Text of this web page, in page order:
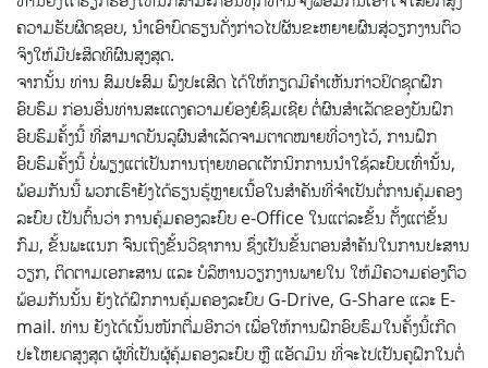
ຄວາມຮັບຜິດຊອບ, ນຳເອົາບົດຮຽນດັ່ງກ່າວໄປຜັນຂະຫຍາຍຜົນສູ່ວຽກງານຕົວ
ຈິງໃຫ້ມີປະສິດທິຜົນສູງສຸດ.
ຈາກນັ້ນ ທ່ານ ສົມປະສົມ ພົງປະເສີດ ໄດ້ໃຫ້ກຽດມີຄໍາເຫັນກ່າວປິດຊຸດຝຶກ
ອົບຮົມ ກ່ອນອື່ນທ່ານສະແດງຄວາມຍ້ອງຍໍຊົມເຊີຍ ຕໍ່ຜົນສໍາເລັດຂອງບັນຝຶກ
ອົບຮົມຄັ້ງນີ້ ທີ່ສາມາດບັນລູຜົນສໍາເລັດຈາມຕາດໝາຍທີ່ວາງໄວ້, ການຝຶກ
ອົບຮົມຄັ້ງນີ້ ບໍ່ພຽງແຕ່ເປັນການຖ່າຍທອດເຕັກນິກການນໍາໃຊ້ລະບົບເທົ່ານັ້ນ,
ພ້ອມກັນນີ້ ພວກເຮົາຍັງໄດ້ຮຽນຮູ້ຫຼາຍເນື້ອໃນສໍາຄັນທີ່ຈໍາເປັນຕໍ່ການຄຸ້ມຄອງ
ລະບົບ ເປັນຕົ້ນວ່າ ການຄຸ້ມຄອງລະບົບ e-Office ໃນແຕ່ລະຂັ້ນ ຕັ້ງແຕ່ຂັ້ນ
ກົມ, ຂັ້ນພະແນກ ຈົນເຖິງຂັ້ນວິຊາການ ຊຶ່ງເປັນຂັ້ນຕອນສໍາຄັນໃນການປະສານ
ວຽກ, ຕິດຕາມເອກະສານ ແລະ ບໍລິຫານວຽກງານພາຍໃນ ໃຫ້ມີຄວາມຄ່ອງຕົວ
ພ້ອມກັນນັ້ນ ຍັງໄດ້ຝຶກການຄຸ້ມຄອງລະບົບ G-Drive, G-Share ແລະ E-
mail. ທ່ານ ຍັງໄດ້ເນັ້ນໜັກຕື່ມອີກວ່າ ເພື່ອໃຫ້ການຝຶກອົບຮົມໃນຄັ້ງນີ້ເກີດ
ປະໂຫຍດສູງສຸດ ຜູ້ທີ່ເປັນຜູ້ຄຸ້ມຄອງລະບົບ ຫຼື ແອັດມິນ ທີ່ຈະໄປເປັນຄູຝຶກໃນຕໍ່